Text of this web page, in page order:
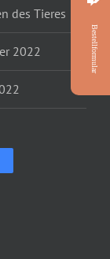
des Tieres
2022 Bestellformular